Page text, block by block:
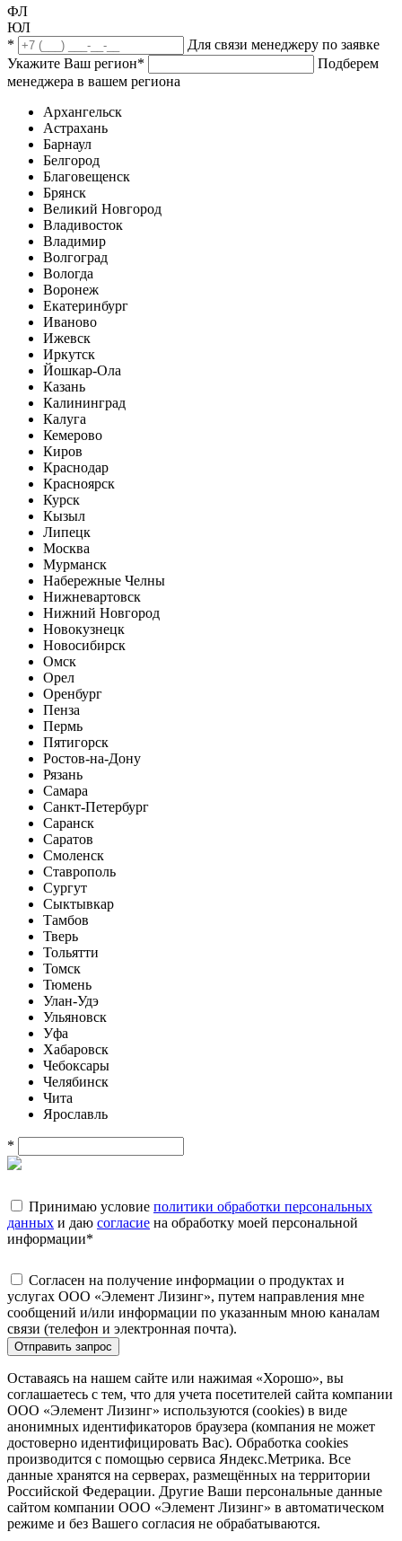
ФЛ
ЮЛ
*
Для связи менеджеру по заявке
Укажите Ваш регион*
Подберем
менеджера в вашем региона
Архангельск
Астрахань
Барнаул
Белгород
Благовещенск
Брянск
Великий Новгород
Владивосток
Владимир
Волгоград
Вологда
Воронеж
Екатеринбург
Иваново
Ижевск
Иркутск
Йошкар-Ола
Казань
Калининград
Калуга
Кемерово
Киров
Краснодар
Красноярск
Курск
Кызыл
Липецк
Москва
Мурманск
Набережные Челны
Нижневартовск
Нижний Новгород
Новокузнецк
Новосибирск
Омск
Орел
Оренбург
Пенза
Пермь
Пятигорск
Ростов-на-Дону
Рязань
Самара
Санкт-Петербург
Саранск
Саратов
Смоленск
Ставрополь
Сургут
Сыктывкар
Тамбов
Тверь
Тольятти
Томск
Тюмень
Улан-Удэ
Ульяновск
Уфа
Хабаровск
Чебоксары
Челябинск
Чита
Ярославль
*
Принимаю условие политики обработки персональных
данных и даю согласие на обработку моей персональной
информации*
Согласен на получение информации о продуктах и
услугах ООО «Элемент Лизинг», путем направления мне
сообщений и/или информации по указанным мною каналам
связи (телефон и электронная почта).
Отправить запрос
Оставаясь на нашем сайте или нажимая «Хорошо», вы
соглашаетесь с тем, что для учета посетителей сайта компании
ООО «Элемент Лизинг» используются (cookies) в виде
анонимных идентификаторов браузера (компания не может
достоверно идентифицировать Вас). Обработка cookies
производится с помощью сервиса Яндекс.Метрика. Все
данные хранятся на серверах, размещённых на территории
Российской Федерации. Другие Ваши персональные данные
сайтом компании ООО «Элемент Лизинг» в автоматическом
режиме и без Вашего согласия не обрабатываются.